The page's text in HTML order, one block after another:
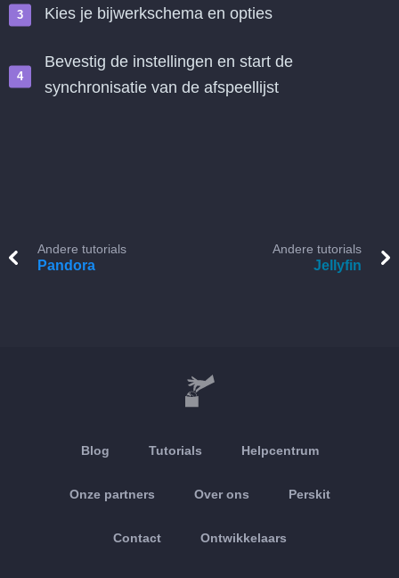
Kies je bijwerkschema en opties
Bevestig de instellingen en start de
synchronisatie van de afspeellijst
Andere tutorials
Pandora
Andere tutorials
Jellyfin
Blog Tutorials Helpcentrum
Onze partners Over ons Perskit
Contact Ontwikkelaars